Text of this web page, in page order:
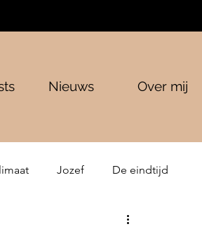
Nieuws Over mij
Jozef De eindtijd